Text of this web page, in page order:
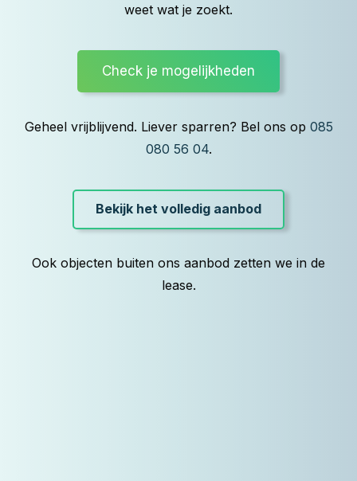
weet wat je zoekt.
Check je mogelijkheden
Geheel vrijblijvend. Liever sparren? Bel ons op 085
080 56 04.
Bekijk het volledig aanbod
Ook objecten buiten ons aanbod zetten we in de
lease.